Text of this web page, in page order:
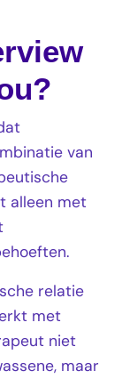
van
alleen met
relatie
met
niet
maar